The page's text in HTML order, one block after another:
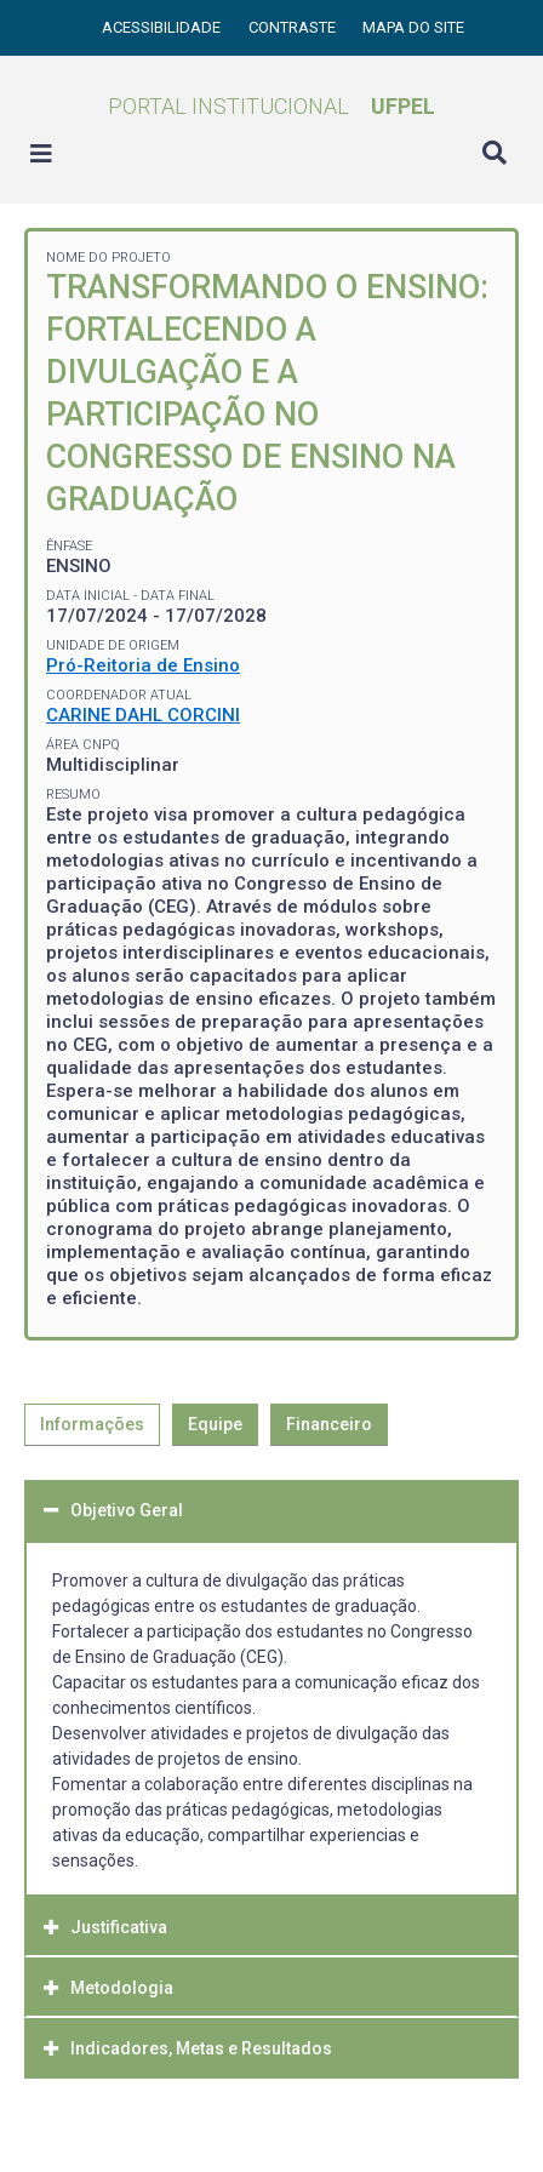
ACESSIBILIDADE CONTRASTE MAPA DO SITE
PORTAL INSTITUCIONAL UFPEL
NOME DO PROJETO
TRANSFORMANDO O ENSINO:
FORTALECENDO A
DIVULGAÇÃO E A
PARTICIPAÇÃO NO
CONGRESSO DE ENSINO NA
GRADUAÇÃO
ÊNFASE
ENSINO
DATA INICIAL - DATA FINAL
17/07/2024 - 17/07/2028
UNIDADE DE ORIGEM
Pró-Reitoria de Ensino
COORDENADOR ATUAL
CARINE DAHL CORCINI
ÁREA CNPQ
Multidisciplinar
RESUMO
Este projeto visa promover a cultura pedagógica
entre os estudantes de graduação, integrando
metodologias ativas no currículo e incentivando a
participação ativa no Congresso de Ensino de
Graduação (CEG). Através de módulos sobre
práticas pedagógicas inovadoras, workshops,
projetos interdisciplinares e eventos educacionais,
os alunos serão capacitados para aplicar
metodologias de ensino eficazes. O projeto também
inclui sessões de preparação para apresentações
no CEG, com o objetivo de aumentar a presença e a
qualidade das apresentações dos estudantes.
Espera-se melhorar a habilidade dos alunos em
comunicar e aplicar metodologias pedagógicas,
aumentar a participação em atividades educativas
e fortalecer a cultura de ensino dentro da
instituição, engajando a comunidade acadêmica e
pública com práticas pedagógicas inovadoras. O
cronograma do projeto abrange planejamento,
implementação e avaliação contínua, garantindo
que os objetivos sejam alcançados de forma eficaz
e eficiente.
Informações Equipe Financeiro
Objetivo Geral
Promover a cultura de divulgação das práticas
pedagógicas entre os estudantes de graduação.
Fortalecer a participação dos estudantes no Congresso
de Ensino de Graduação (CEG).
Capacitar os estudantes para a comunicação eficaz dos
conhecimentos científicos.
Desenvolver atividades e projetos de divulgação das
atividades de projetos de ensino.
Fomentar a colaboração entre diferentes disciplinas na
promoção das práticas pedagógicas, metodologias
ativas da educação, compartilhar experiencias e
sensações.
Justificativa
A formação de profissionais capazes de comunicar de
maneira eficaz é essencial para o desenvolvimento de
uma sociedade bem informada. A integração da
Metodologia
Planejamento
Indicadores, Metas e Resultados